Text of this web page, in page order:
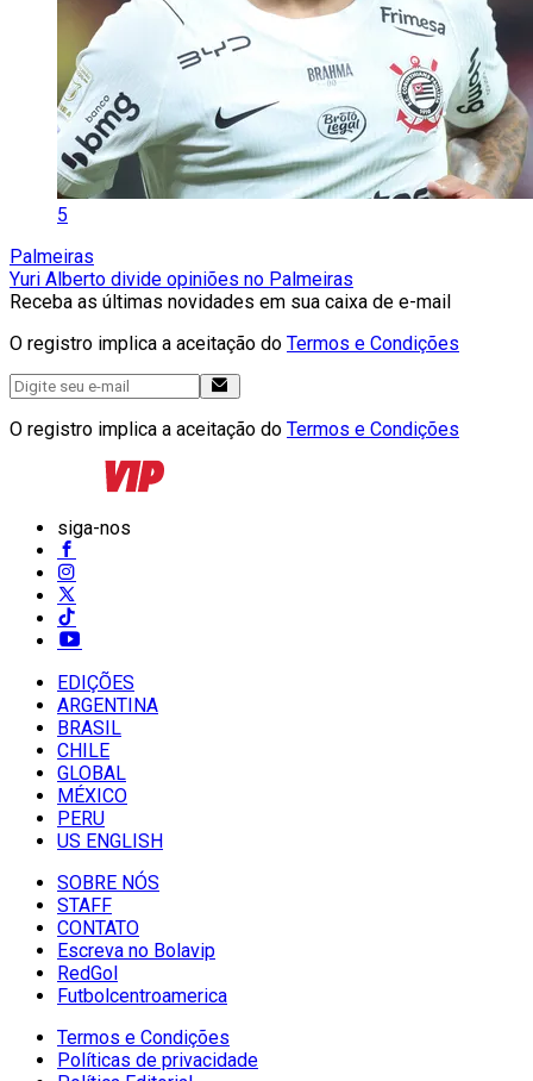
5
Palmeiras
Yuri Alberto divide opiniões no Palmeiras
Receba as últimas novidades em sua caixa de e-mail
O registro implica a aceitação do Termos e Condições
O registro implica a aceitação do Termos e Condições
siga-nos
EDIÇÕES
ARGENTINA
BRASIL
CHILE
GLOBAL
MÉXICO
PERU
US ENGLISH
SOBRE NÓS
STAFF
CONTATO
Escreva no Bolavip
RedGol
Futbolcentroamerica
Termos e Condições
Políticas de privacidade